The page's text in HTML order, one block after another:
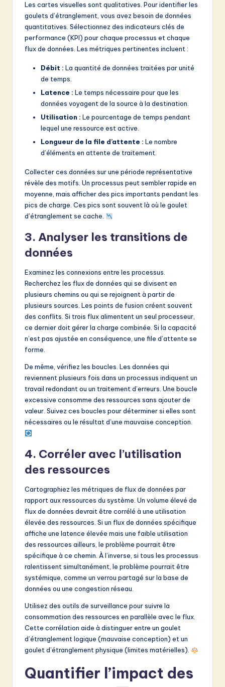
Les cartes visuelles sont qualitatives. Pour identifier les
goulets d’étranglement, vous avez besoin de données
quantitatives. Sélectionnez des indicateurs clés de
performance (KPI) pour chaque processus et chaque
flux de données. Les métriques pertinentes incluent :
Débit : La quantité de données traitées par unité
de temps.
Latence : Le temps nécessaire pour que les
données voyagent de la source à la destination.
Utilisation : Le pourcentage de temps pendant
lequel une ressource est active.
Longueur de la file d’attente : Le nombre
d’éléments en attente de traitement.
Collecter ces données sur une période représentative
révèle des motifs. Un processus peut sembler rapide en
moyenne, mais afficher des pics importants pendant les
pics de charge. Ces pics sont souvent là où le goulet
d’étranglement se cache.
3. Analyser les transitions de
données
Examinez les connexions entre les processus.
Recherchez les flux de données qui se divisent en
plusieurs chemins ou qui se rejoignent à partir de
plusieurs sources. Les points de fusion créent souvent
des conflits. Si trois flux alimentent un seul processeur,
ce dernier doit gérer la charge combinée. Si la capacité
n’est pas ajustée en conséquence, une file d’attente se
forme.
De même, vérifiez les boucles. Les données qui
reviennent plusieurs fois dans un processus indiquent un
travail redondant ou un traitement d’erreurs. Une boucle
excessive consomme des ressources sans ajouter de
valeur. Suivez ces boucles pour déterminer si elles sont
nécessaires ou le résultat d’une mauvaise conception.
4. Corréler avec l’utilisation
des ressources
Cartographiez les métriques de flux de données par
rapport aux ressources du système. Un volume élevé de
flux de données devrait être corrélé à une utilisation
élevée des ressources. Si un flux de données spécifique
affiche une latence élevée mais une faible utilisation
des ressources ailleurs, le problème pourrait être
spécifique à ce chemin. À l’inverse, si tous les processus
ralentissent simultanément, le problème pourrait être
systémique, comme un verrou partagé sur la base de
données ou une congestion réseau.
Utilisez des outils de surveillance pour suivre la
consommation des ressources en parallèle avec le flux.
Cette corrélation aide à distinguer entre un goulet
d’étranglement logique (mauvaise conception) et un
goulet d’étranglement physique (limites matérielles).
Quantifier l’impact des